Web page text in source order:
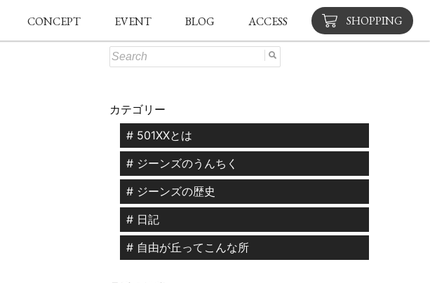
CONCEPT EVENT BLOG ACCESS SHOPPING
カテゴリー
# 501XXとは
# ジーンズのうんちく
# ジーンズの歴史
# 日記
# 自由が丘ってこんな所